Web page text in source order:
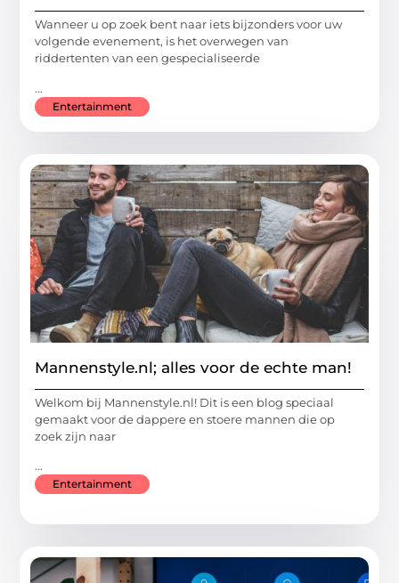
Wanneer u op zoek bent naar iets bijzonders voor uw
volgende evenement, is het overwegen van
riddertenten van een gespecialiseerde
...
Entertainment
Mannenstyle.nl; alles voor de echte man!
Welkom bij Mannenstyle.nl! Dit is een blog speciaal
gemaakt voor de dappere en stoere mannen die op
zoek zijn naar
...
Entertainment